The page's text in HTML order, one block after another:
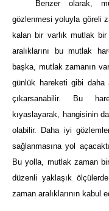
Benzer olarak,
gözlenmesi yoluyla göreli
kalan bir varlık mutlak
aralıklarını bu mutlak
başka, mutlak zamanın
günlük hareketi gibi daha
çıkarsanabilir. Bu
kıyaslayarak, hangisinin
olabilir. Daha iyi
sağlanmasına yol
Bu yolla, mutlak zaman
düzenli yaklaşık
zaman aralıklarının kabul